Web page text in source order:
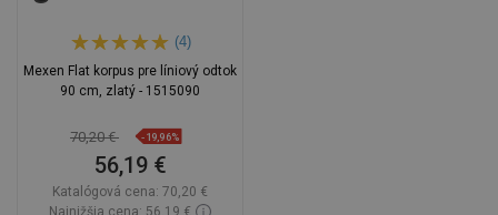
(4)
Mexen Flat korpus pre líniový odtok
90 cm, zlatý - 1515090
70,20 € -19,96%
56,19 €
Katalógová cena: 70,20 €
Najnižšia cena: 56,19 €